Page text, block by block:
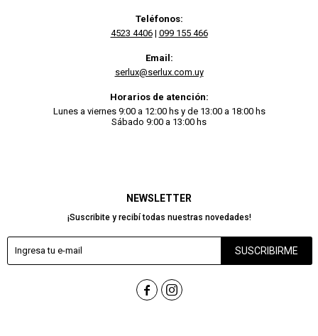
NEWSLETTER
¡Suscribite y recibí todas nuestras novedades!
SUSCRIBIRME
 
Teléfonos:
4523 4406| 099 155 466
Email:
serlux@serlux.com.uy
Horarios de atención:
Lunes a viernes 9:00 a 12:00 hs y de 13:00 a 18:00 hs
Sábado 9:00 a 13:00 hs